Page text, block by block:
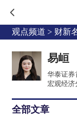
观点频道 > 财新
易峘
华泰证券
宏观经
联储波士
验。
全部文章